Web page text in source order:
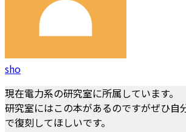
sho
現在電力系の研究室に所属しています。
研究室にはこの本があるのですがぜひ自
で復刻してほしいです。